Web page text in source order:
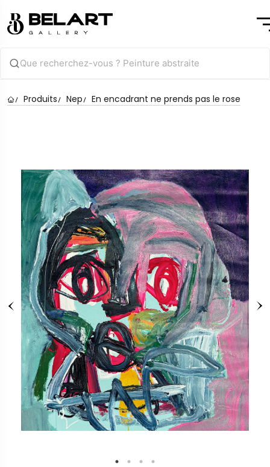
Produits Nep En encadrant ne prends pas le rose